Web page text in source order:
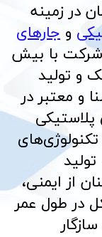
در زمینه
و جارهای
شرکت با بیش
و تولید
و معتبر در
از ایمنی،
در طول عمر